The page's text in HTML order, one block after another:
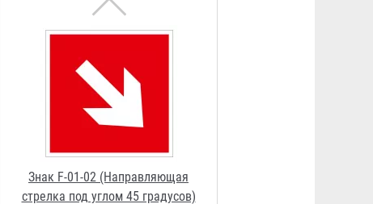
Знак F-01-02 (Направляющая
стрелка под углом 45 градусов)
23 ₽